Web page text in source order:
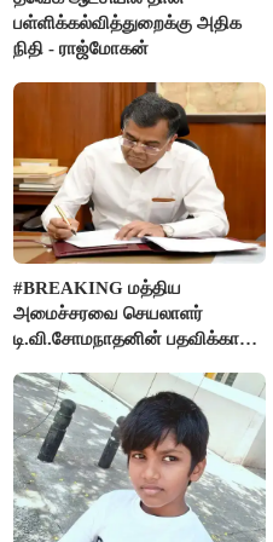
பள்ளிக்கல்வித்துறைக்கு அதிக
நிதி - ராஜ்மோகன்
#BREAKING மத்திய
அமைச்சரவை செயலாளர்
டி.வி.சோமநாதனின் பதவிக்காலம்